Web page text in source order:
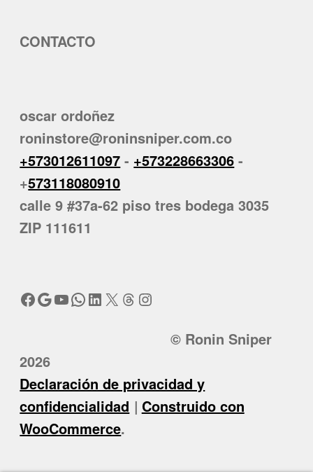
CONTACTO
oscar ordoñez
roninstore@roninsniper.com.co
+573012611097 - +573228663306 -
+573118080910
calle 9 #37a-62 piso tres bodega 3035
ZIP 111611
Facebook
Google
YouTube
WhatsApp
LinkedIn
X Threads
Instagram
© Ronin Sniper
2026
Declaración de privacidad y
confidencialidad
Construido con
WooCommerce.